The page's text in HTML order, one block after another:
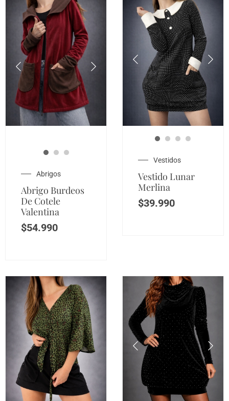
Abrigos
Abrigo Burdeos
De Cotele
Valentina
$54.990
Vestidos
Vestido Lunar
Merlina
$39.990